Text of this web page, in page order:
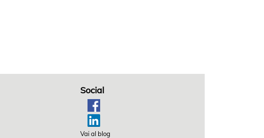
Social
Vai al blog